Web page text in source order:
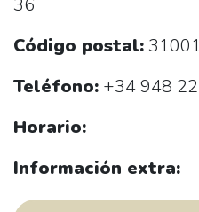
36
Código postal: 31001
Teléfono: +34 948
Horario:
Información extra: